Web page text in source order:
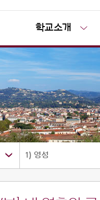
학교소개
1) 영성